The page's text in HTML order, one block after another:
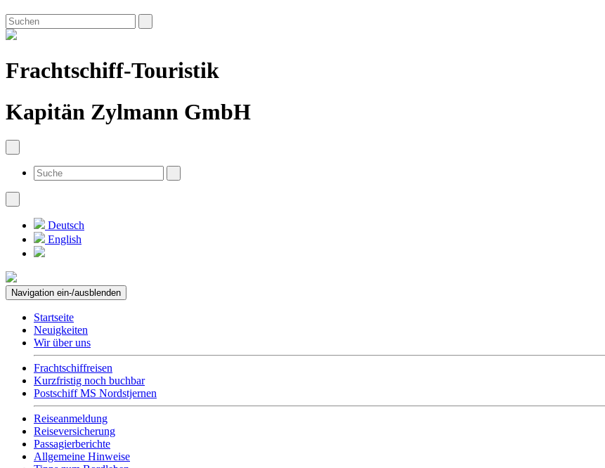
Frachtschiff-Touristik
Kapitän Zylmann GmbH
Deutsch
English
Navigation ein-/ausblenden
Startseite
Neuigkeiten
Wir über uns
Frachtschiffreisen
Kurzfristig noch buchbar
Postschiff MS Nordstjernen
Reiseanmeldung
Reiseversicherung
Passagierberichte
Allgemeine Hinweise